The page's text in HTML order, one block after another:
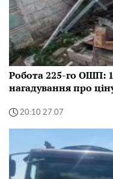
Робота 225-го ОШП:
нагадування про
20:10 27.07